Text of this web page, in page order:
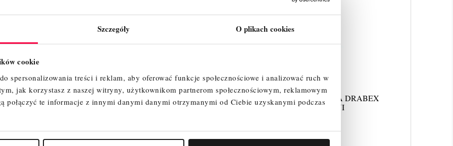
Szczegóły O plikach cookies
cookie
spersonalizowania treści i reklam, aby oferować funkcje społecznościowe i analizować ruch w
jak korzystasz z naszej witryny, użytkownikom partnerom społecznościowym, reklamowym
połączyć te informacje z innymi danymi danymi otrzymanymi od Ciebie uzyskanymi podczas
DRABINA WOLNOSTOJĄCA DRABEX
ZIELONA 5 STOPNI
Cena
353,00 zł
DRABINA WOLNOSTOJĄCA DRABEX
ZIELONA 6 STOPNI
Cena
408,00 zł